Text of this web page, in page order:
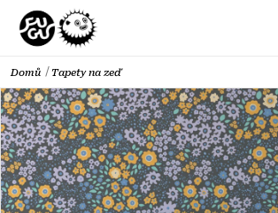
obsah
Domů Tapety na zeď